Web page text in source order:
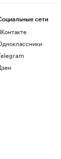
сети